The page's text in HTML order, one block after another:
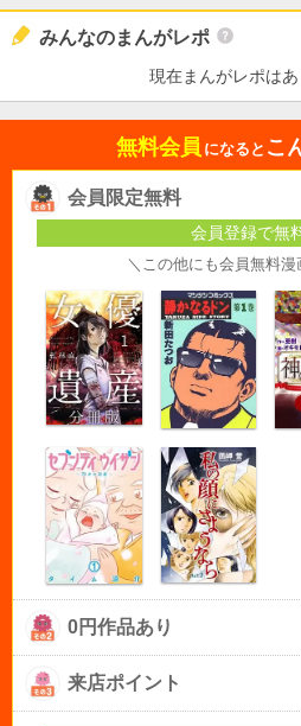
みんなのまんがレポ
現在まんがレポはあ
無料会員 になると こ
会員限定無料
会員登録で無
＼この他にも会員無料漫
0円作品あり
来店ポイント